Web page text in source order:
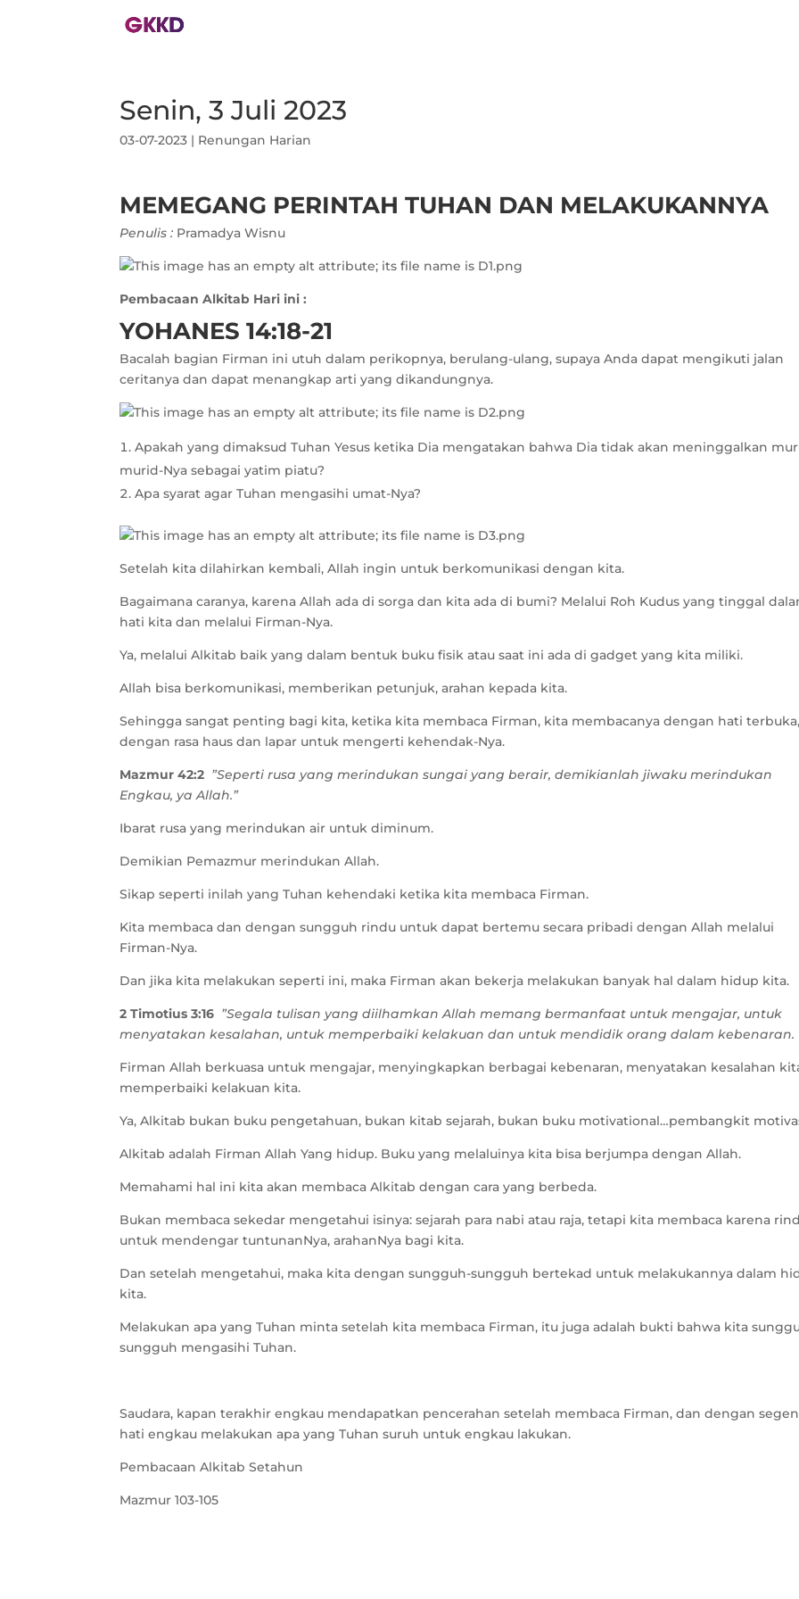
Senin, 3 Juli 2023
03-07-2023 | Renungan Harian
MEMEGANG PERINTAH TUHAN DAN MELAKUKANNYA
Penulis : Pramadya Wisnu
Pembacaan Alkitab Hari ini :
YOHANES 14:18-21
Bacalah bagian Firman ini utuh dalam perikopnya, berulang-ulang, supaya Anda dapat mengikuti jalan
ceritanya dan dapat menangkap arti yang dikandungnya.
Apakah yang dimaksud Tuhan Yesus ketika Dia mengatakan bahwa Dia tidak akan meninggalkan
murid-Nya sebagai yatim piatu?
Apa syarat agar Tuhan mengasihi umat-Nya?
Setelah kita dilahirkan kembali, Allah ingin untuk berkomunikasi dengan kita.
Bagaimana caranya, karena Allah ada di sorga dan kita ada di bumi? Melalui Roh Kudus yang tinggal
hati kita dan melalui Firman-Nya.
Ya, melalui Alkitab baik yang dalam bentuk buku fisik atau saat ini ada di gadget yang kita miliki.
Allah bisa berkomunikasi, memberikan petunjuk, arahan kepada kita.
Sehingga sangat penting bagi kita, ketika kita membaca Firman, kita membacanya dengan hati terbuka,
dengan rasa haus dan lapar untuk mengerti kehendak-Nya.
Mazmur 42:2 ”Seperti rusa yang merindukan sungai yang berair, demikianlah jiwaku merindukan
Engkau, ya Allah.”
Ibarat rusa yang merindukan air untuk diminum.
Demikian Pemazmur merindukan Allah.
Sikap seperti inilah yang Tuhan kehendaki ketika kita membaca Firman.
Kita membaca dan dengan sungguh rindu untuk dapat bertemu secara pribadi dengan Allah melalui
Firman-Nya.
Dan jika kita melakukan seperti ini, maka Firman akan bekerja melakukan banyak hal dalam hidup kita.
2 Timotius 3:16 ”Segala tulisan yang diilhamkan Allah memang bermanfaat untuk mengajar, untuk
menyatakan kesalahan, untuk memperbaiki kelakuan dan untuk mendidik orang dalam kebenaran.
Firman Allah berkuasa untuk mengajar, menyingkapkan berbagai kebenaran, menyatakan kesalahan
memperbaiki kelakuan kita.
Ya, Alkitab bukan buku pengetahuan, bukan kitab sejarah, bukan buku motivational…pembangkit
Alkitab adalah Firman Allah Yang hidup. Buku yang melaluinya kita bisa berjumpa dengan Allah.
Memahami hal ini kita akan membaca Alkitab dengan cara yang berbeda.
Bukan membaca sekedar mengetahui isinya: sejarah para nabi atau raja, tetapi kita membaca karena
untuk mendengar tuntunanNya, arahanNya bagi kita.
Dan setelah mengetahui, maka kita dengan sungguh-sungguh bertekad untuk melakukannya dalam
kita.
Melakukan apa yang Tuhan minta setelah kita membaca Firman, itu juga adalah bukti bahwa kita
sungguh mengasihi Tuhan.
Saudara, kapan terakhir engkau mendapatkan pencerahan setelah membaca Firman, dan dengan
hati engkau melakukan apa yang Tuhan suruh untuk engkau lakukan.
Pembacaan Alkitab Setahun
Mazmur 103-105